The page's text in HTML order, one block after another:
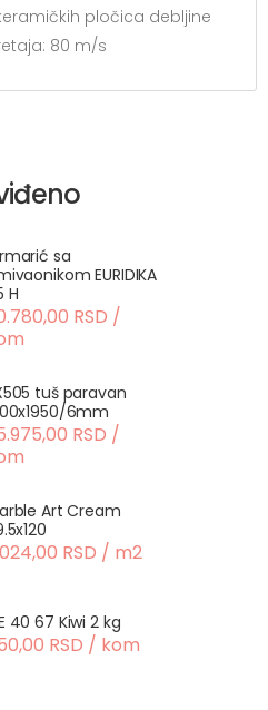
pločica debljine
80 m/s
sa
EURIDIKA
H
RSD /
tuš paravan
6mm
RSD /
Art Cream
RSD / m2
40 67 Kiwi 2 kg
RSD / kom